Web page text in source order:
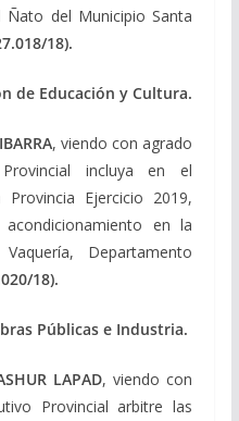
Ñato del Municipio Santa
18).
de Educación y Cultura.
, viendo con agrado
incluya en el
Ejercicio 2019,
en la
Departamento
18).
Públicas e Industria.
LAPAD, viendo con
Provincial arbitre las